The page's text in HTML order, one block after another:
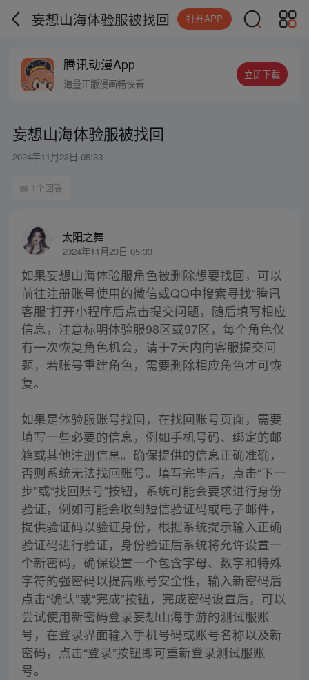
妄想山海体验服被找回 打开APP
腾讯动漫App
海量正版漫画畅快看
立即下载
妄想山海体验服被找回
2024年11月23日 05:33
1个回答
太阳之舞
2024年11月23日 05:33
如果妄想山海体验服角色被删除想要找回，可以
前往注册账号使用的微信或QQ中搜索寻找“腾讯
客服”打开小程序后点击提交问题，随后填写相应
信息，注意标明体验服98区或97区，每个角色仅
有一次恢复角色机会，请于7天内向客服提交问
题，若账号重建角色，需要删除相应角色才可恢
复。
如果是体验服账号找回，在找回账号页面，需要
填写一些必要的信息，例如手机号码、绑定的邮
箱或其他注册信息。确保提供的信息正确准确，
否则系统无法找回账号。填写完毕后，点击“下一
步”或“找回账号”按钮，系统可能会要求进行身份
验证，例如可能会收到短信验证码或电子邮件，
提供验证码以验证身份，根据系统提示输入正确
验证码进行验证，身份验证后系统将允许设置一
个新密码，确保设置一个包含字母、数字和特殊
字符的强密码以提高账号安全性，输入新密码后
点击“确认”或“完成”按钮，完成密码设置后，可以
尝试使用新密码登录妄想山海手游的测试服账
号，在登录界面输入手机号码或账号名称以及新
密码，点击“登录”按钮即可重新登录测试服账
号。